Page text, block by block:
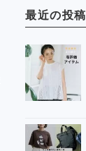
最近の投稿